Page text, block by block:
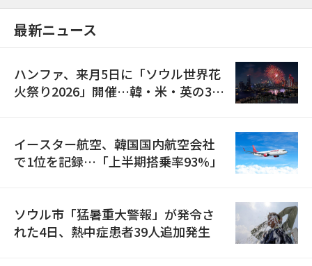
最新ニュース
ハンファ、来月5日に「ソウル世界花
火祭り2026」開催…韓・米・英の3カ
イースター航空、韓国国内航空会社
で1位を記録…「上半期搭乗率93%」
ソウル市「猛暑重大警報」が発令さ
れた4日、熱中症患者39人追加発生